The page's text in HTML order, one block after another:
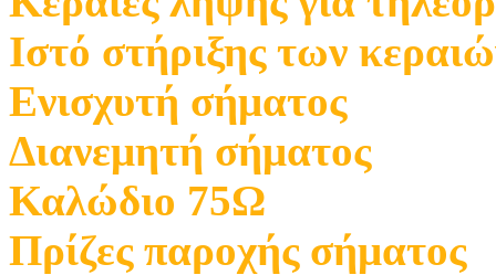
Ιστό στήριξης των
Ενισχυτή σήματος
Διανεμητή σήματος
Καλώδιο 75Ω
Πρίζες παροχής σήματος